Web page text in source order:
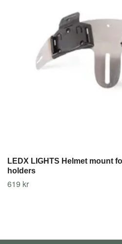
LEDX LIGHTS Helmet mount
holders
619 kr